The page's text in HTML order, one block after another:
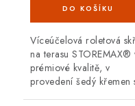
Víceúčelová roletová
na terasu STOREMAX®
prémiové kvalitě, v
provedení šedý křemen